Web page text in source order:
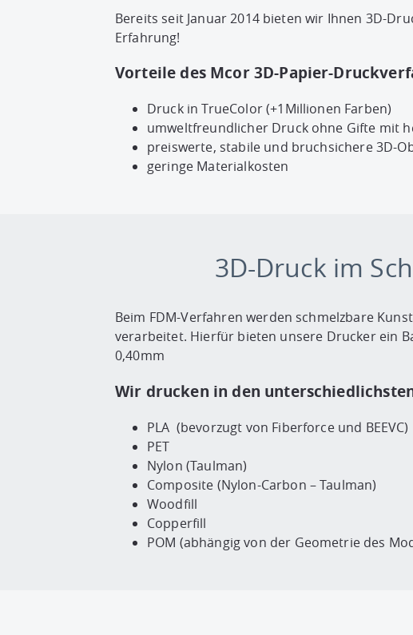
Bereits seit Januar 2014 bieten wir Ihnen 3D-
Erfahrung!
Vorteile des Mcor 3D-Papier-
Druck in TrueColor (+1Millionen Farben)
umweltfreundlicher Druck ohne Gifte mit
preiswerte, stabile und bruchsichere 3D-
geringe Materialkosten
3D-Druck im
Beim FDM-Verfahren werden schmelzbare
verarbeitet. Hierfür bieten unsere Drucker ein
0,40mm
Wir drucken in den
PLA (bevorzugt von Fiberforce und BEEVC)
PET
Nylon (Taulman)
Composite (Nylon-Carbon – Taulman)
Woodfill
Copperfill
POM (abhängig von der Geometrie des